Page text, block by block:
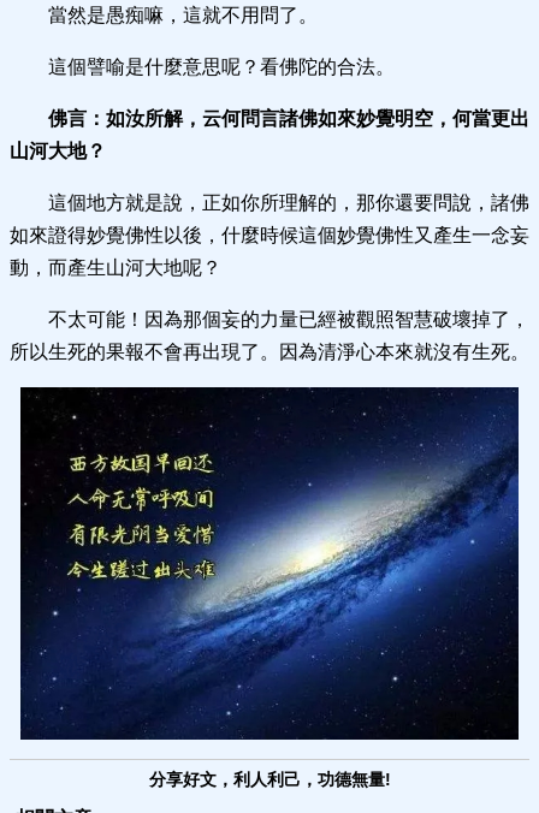
當然是愚痴嘛，這就不用問了。
這個譬喻是什麼意思呢？看佛陀的合法。
佛言：如汝所解，云何問言諸佛如來妙覺明空，何當更出
山河大地？
這個地方就是說，正如你所理解的，那你還要問說，諸佛
如來證得妙覺佛性以後，什麼時候這個妙覺佛性又產生一念妄
動，而產生山河大地呢？
不太可能！因為那個妄的力量已經被觀照智慧破壞掉了，
所以生死的果報不會再出現了。因為清淨心本來就沒有生死。
分享好文，利人利己，功德無量!